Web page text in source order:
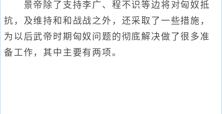
景帝除了支持李广、程不识等边将对匈奴抵
抗，及维持和和战战之外，还采取了一些措施，
为以后武帝时期匈奴问题的彻底解决做了很多准
备工作，其中主要有两项。